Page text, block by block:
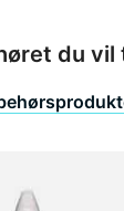
du vil